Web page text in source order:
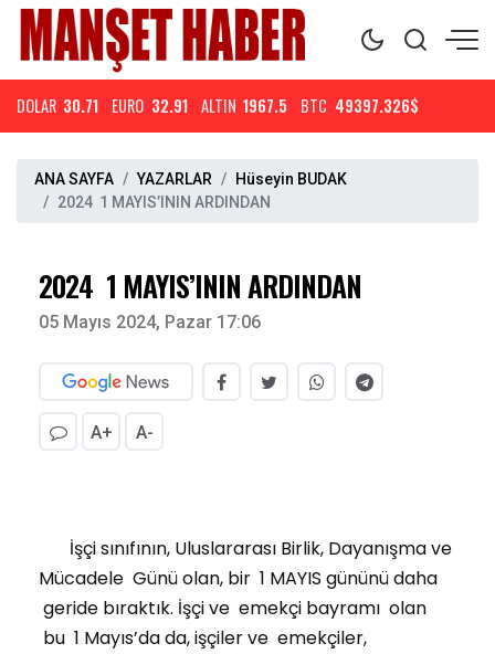
DOLAR 30.71 EURO 32.91 ALTIN 1967.5 BTC 49397.326$
ANA SAYFA YAZARLAR
Hüseyin BUDAK
2024 1 MAYIS’ININ ARDINDAN
2024 1 MAYIS’ININ ARDINDAN
05 Mayıs 2024, Pazar 17:06
A+ A-
İşçi sınıfının, Uluslararası Birlik, Dayanışma ve
Mücadele Günü olan, bir 1 MAYIS gününü daha
geride bıraktık. İşçi ve emekçi bayramı olan
bu 1 Mayıs’da da, işçiler ve emekçiler,